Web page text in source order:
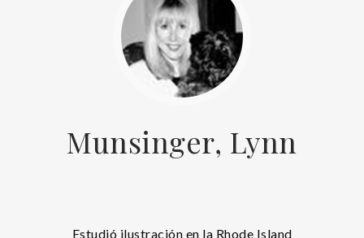
Munsinger, Lynn
Estudió ilustración en la Rhode Island